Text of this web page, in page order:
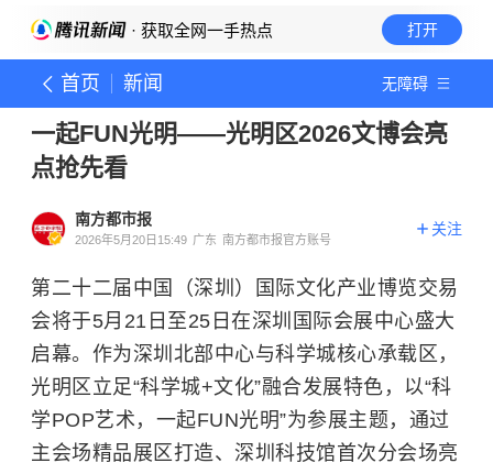
· 获取全网一手热点 打开
首页 新闻 无障碍
一起FUN光明——光明区2026文博会亮
点抢先看
南方都市报
2026年5月20日15:49 广东 南方都市报官方账号
关注
第二十二届中国（深圳）国际文化产业博览交易
会将于5月21日至25日在深圳国际会展中心盛大
启幕。作为深圳北部中心与科学城核心承载区，
光明区立足“科学城+文化”融合发展特色，以“科
学POP艺术，一起FUN光明”为参展主题，通过
主会场精品展区打造、深圳科技馆首次分会场亮